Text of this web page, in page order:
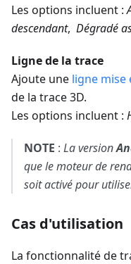
Les options incluent :
descendant, Dégradé
Ligne de la trace
Ajoute une ligne mise
de la trace 3D.
Les options incluent :
NOTE : La version
que le moteur de
soit activé pour
Cas d'utilisation
La fonctionnalité de